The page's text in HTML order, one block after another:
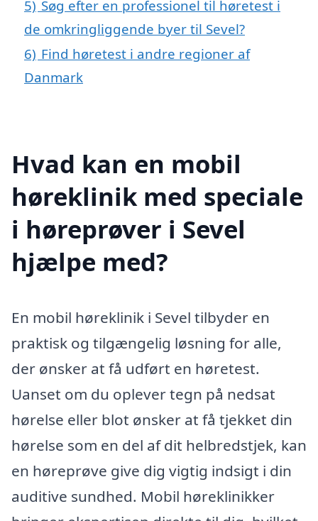
5) Søg efter en professionel til høretest i
de omkringliggende byer til Sevel?
6) Find høretest i andre regioner af
Danmark
Hvad kan en mobil
høreklinik med speciale
i høreprøver i Sevel
hjælpe med?
En mobil høreklinik i Sevel tilbyder en
praktisk og tilgængelig løsning for alle,
der ønsker at få udført en høretest.
Uanset om du oplever tegn på nedsat
hørelse eller blot ønsker at få tjekket din
hørelse som en del af dit helbredstjek, kan
en høreprøve give dig vigtig indsigt i din
auditive sundhed. Mobil høreklinikker